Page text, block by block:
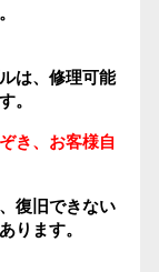
は、修理可能
。
き、お客様自
復旧できない
ります。